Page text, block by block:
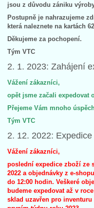
jsou z důvodu zániku
Postupně je nahrazujeme
která naleznete na kartách
Děkujeme za pochopení.
Tým VTC
2. 1. 2023: Zahájení
Vážení zákazníci,
opět jsme začali expedovat
Přejeme Vám mnoho
Tým VTC
2. 12. 2022:
Vážení zákazníci,
poslední expedice zboží ze
2022 a objednávky z e-
do 12:00 hodin. Veškeré
budeme expedovat až v
sklad uzavřen pro